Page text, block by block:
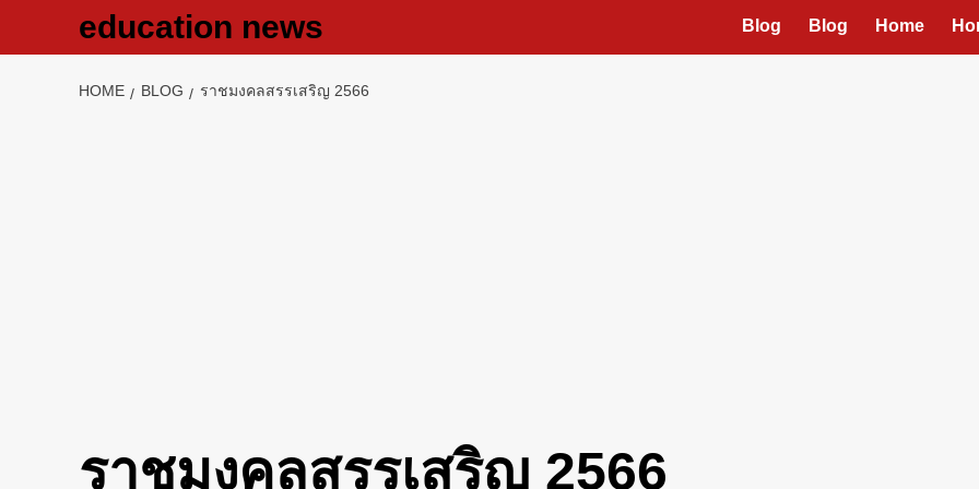
education news Blog Blog Home
HOME BLOG ราชมงคลสรรเสริญ 2566
ราชมงคลสรรเสริญ 2566